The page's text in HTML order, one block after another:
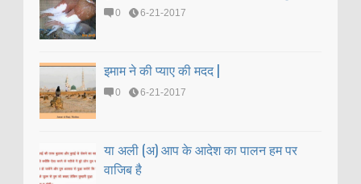
0 6-21-2017
इमाम ने की प्याए की मदद |
0 6-21-2017
या अली (अ) आप के आदेश का पालन हम पर
वाजिब है